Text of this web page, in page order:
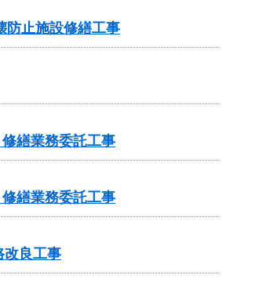
防止施設修繕工事
繕業務委託工事
繕業務委託工事
改良工事